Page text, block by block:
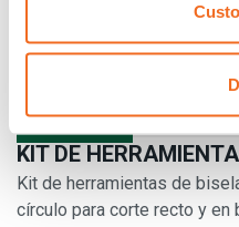
KIT DE
Kit de herramientas de
círculo para corte recto y en